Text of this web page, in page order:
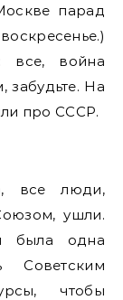
парад
все, война
забудьте. На
про СССР.
все люди,
ушли.
была одна
Советским
чтобы